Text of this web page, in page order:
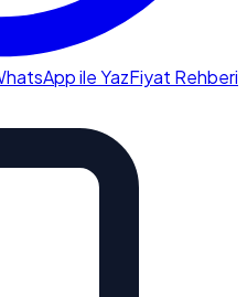
ile YazFiyat Rehberi